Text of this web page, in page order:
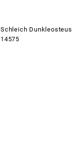
Schleich Dunkleosteus
14575